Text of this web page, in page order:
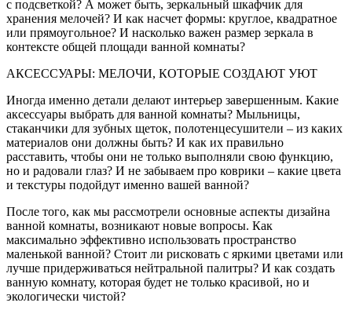
с подсветкой? А может быть, зеркальный шкафчик для
хранения мелочей? И как насчет формы: круглое, квадратное
или прямоугольное? И насколько важен размер зеркала в
контексте общей площади ванной комнаты?
АКСЕССУАРЫ: МЕЛОЧИ, КОТОРЫЕ СОЗДАЮТ УЮТ
Иногда именно детали делают интерьер завершенным. Какие
аксессуары выбрать для ванной комнаты? Мыльницы,
стаканчики для зубных щеток, полотенцесушители – из каких
материалов они должны быть? И как их правильно
расставить, чтобы они не только выполняли свою функцию,
но и радовали глаз? И не забываем про коврики – какие цвета
и текстуры подойдут именно вашей ванной?
После того, как мы рассмотрели основные аспекты дизайна
ванной комнаты, возникают новые вопросы. Как
максимально эффективно использовать пространство
маленькой ванной? Стоит ли рисковать с яркими цветами или
лучше придерживаться нейтральной палитры? И как создать
ванную комнату, которая будет не только красивой, но и
экологически чистой?